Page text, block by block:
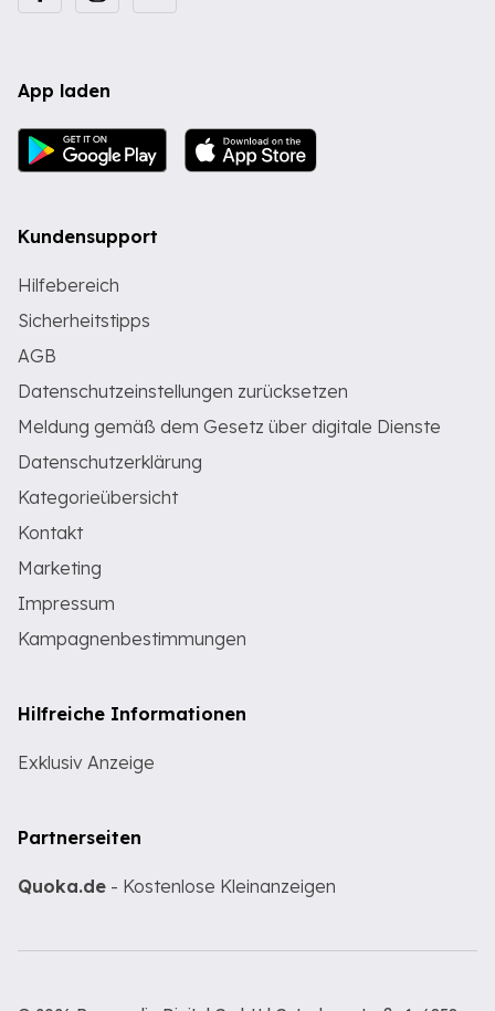
App laden
Kundensupport
Hilfebereich
Sicherheitstipps
AGB
Datenschutzeinstellungen zurücksetzen
Meldung gemäß dem Gesetz über digitale Dienste
Datenschutzerklärung
Kategorieübersicht
Kontakt
Marketing
Impressum
Kampagnenbestimmungen
Hilfreiche Informationen
Exklusiv Anzeige
Partnerseiten
Quoka.de - Kostenlose Kleinanzeigen